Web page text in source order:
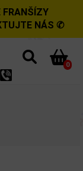
FRANŠÍZY
NÁS ✆
0